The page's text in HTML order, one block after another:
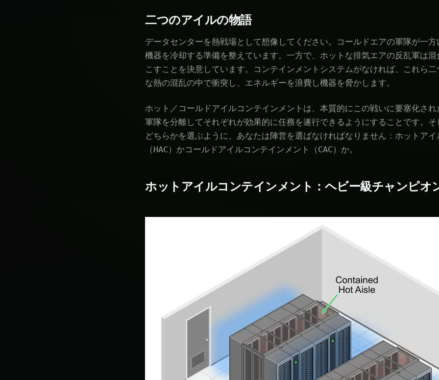
二つのアイルの物語
データセンターを熱戦場として想像してください。コールドエアの軍隊が一
機器を冷却する準備を整えています。一方で、ホットな排気エアの反乱軍は
こすことを決意しています。コンテインメントシステムがなければ、これら
な熱の混乱の中で衝突し、エネルギーを浪費し機器を脅かします。
ホット／コールドアイルコンテインメントは、本質的にこの戦いに要塞化さ
軍隊を分離してそれぞれが効果的に任務を遂行できるようにすることです。
どちらかを選ぶように、あなたは陣営を選ばなければなりません：ホットア
（HAC）かコールドアイルコンテインメント（CAC）か。
ホットアイルコンテインメント：ヘビー級チャンピオ